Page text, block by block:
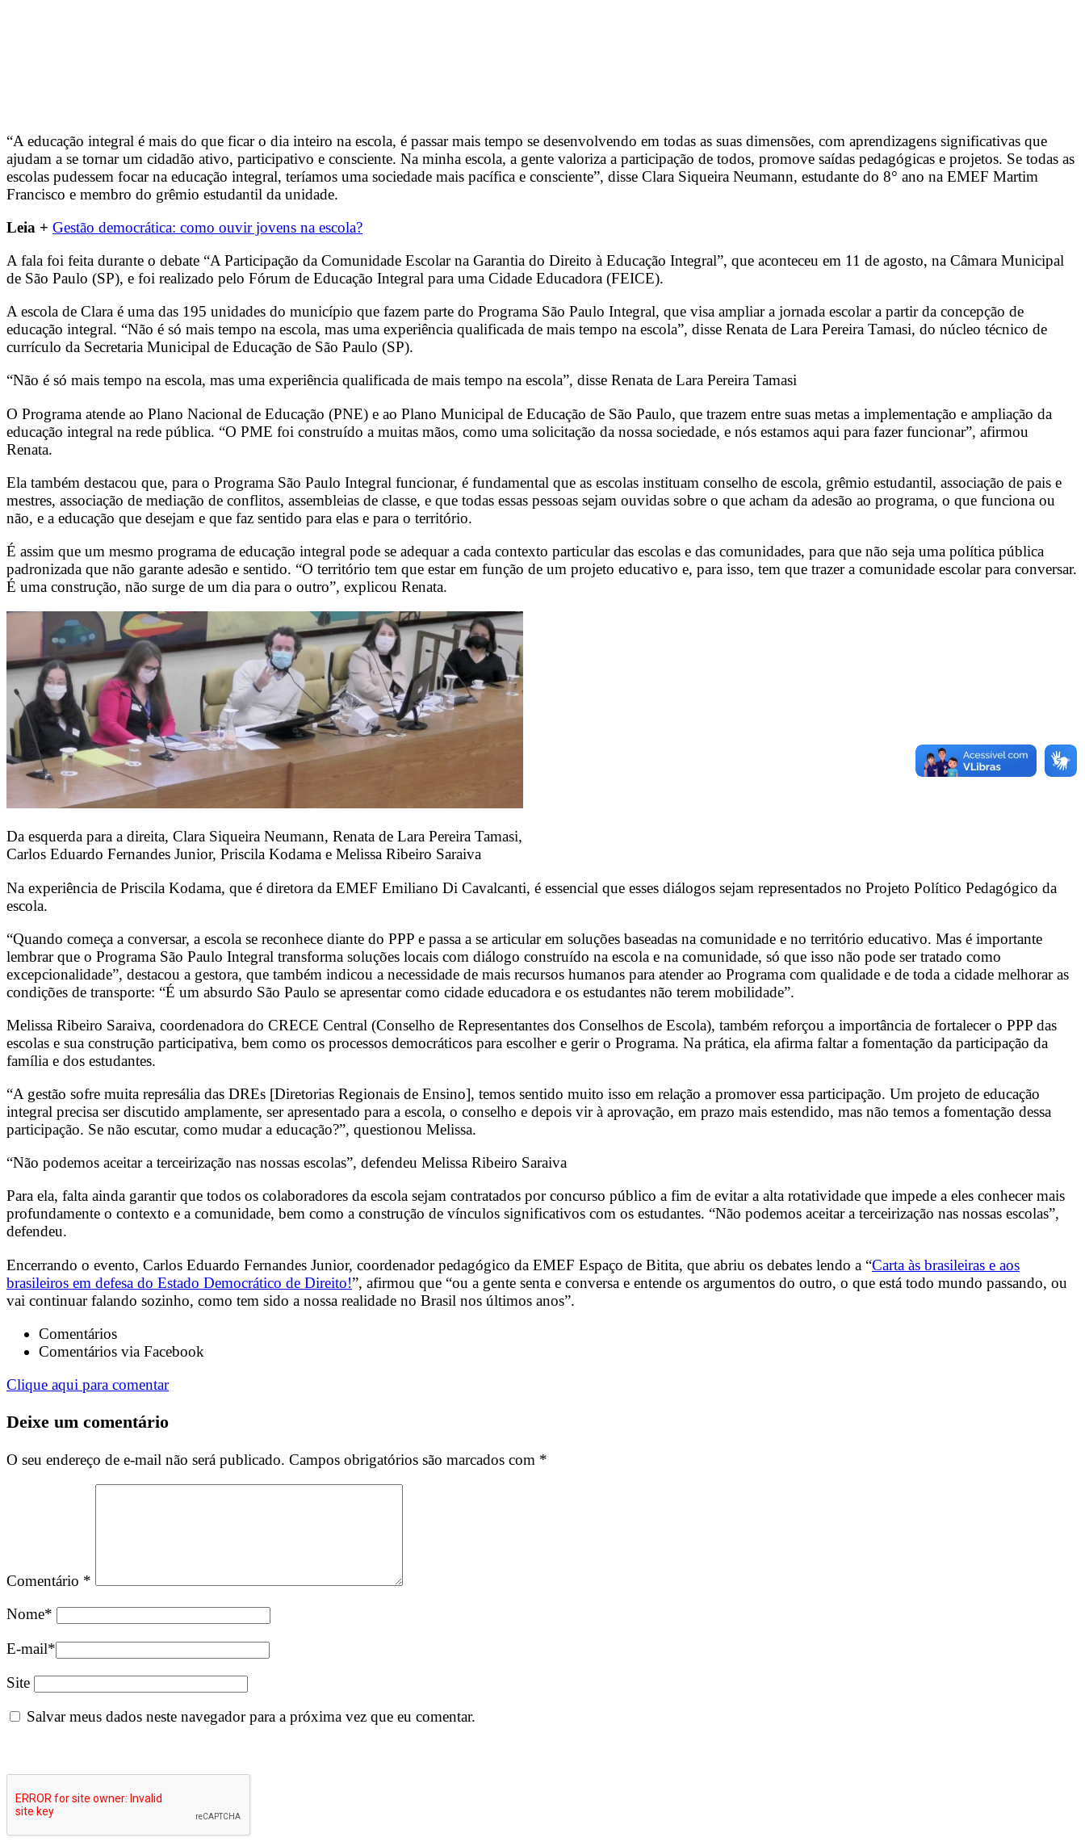
“A educação integral é mais do que ficar o dia inteiro na escola, é passar mais tempo se desenvolvendo em todas as suas dimensões, com aprendizagens significativas que
ajudam a se tornar um cidadão ativo, participativo e consciente. Na minha escola, a gente valoriza a participação de todos, promove saídas pedagógicas e projetos. Se todas as
escolas pudessem focar na educação integral, teríamos uma sociedade mais pacífica e consciente”, disse Clara Siqueira Neumann, estudante do 8° ano na EMEF Martim
Francisco e membro do grêmio estudantil da unidade.
Leia + Gestão democrática: como ouvir jovens na escola?
A fala foi feita durante o debate “A Participação da Comunidade Escolar na Garantia do Direito à Educação Integral”, que aconteceu em 11 de agosto, na Câmara Municipal
de São Paulo (SP), e foi realizado pelo Fórum de Educação Integral para uma Cidade Educadora (FEICE).
A escola de Clara é uma das 195 unidades do município que fazem parte do Programa São Paulo Integral, que visa ampliar a jornada escolar a partir da concepção de
educação integral. “Não é só mais tempo na escola, mas uma experiência qualificada de mais tempo na escola”, disse Renata de Lara Pereira Tamasi, do núcleo técnico de
currículo da Secretaria Municipal de Educação de São Paulo (SP).
“Não é só mais tempo na escola, mas uma experiência qualificada de mais tempo na escola”, disse Renata de Lara Pereira Tamasi
O Programa atende ao Plano Nacional de Educação (PNE) e ao Plano Municipal de Educação de São Paulo, que trazem entre suas metas a implementação e ampliação da
educação integral na rede pública. “O PME foi construído a muitas mãos, como uma solicitação da nossa sociedade, e nós estamos aqui para fazer funcionar”, afirmou
Renata.
Ela também destacou que, para o Programa São Paulo Integral funcionar, é fundamental que as escolas instituam conselho de escola, grêmio estudantil, associação de pais e
mestres, associação de mediação de conflitos, assembleias de classe, e que todas essas pessoas sejam ouvidas sobre o que acham da adesão ao programa, o que funciona ou
não, e a educação que desejam e que faz sentido para elas e para o território.
É assim que um mesmo programa de educação integral pode se adequar a cada contexto particular das escolas e das comunidades, para que não seja uma política pública
padronizada que não garante adesão e sentido. “O território tem que estar em função de um projeto educativo e, para isso, tem que trazer a comunidade escolar para conversar.
É uma construção, não surge de um dia para o outro”, explicou Renata.
Da esquerda para a direita, Clara Siqueira Neumann, Renata de Lara Pereira Tamasi,
Carlos Eduardo Fernandes Junior, Priscila Kodama e Melissa Ribeiro Saraiva
Na experiência de Priscila Kodama, que é diretora da EMEF Emiliano Di Cavalcanti, é essencial que esses diálogos sejam representados no Projeto Político Pedagógico da
escola.
“Quando começa a conversar, a escola se reconhece diante do PPP e passa a se articular em soluções baseadas na comunidade e no território educativo. Mas é importante
lembrar que o Programa São Paulo Integral transforma soluções locais com diálogo construído na escola e na comunidade, só que isso não pode ser tratado como
excepcionalidade”, destacou a gestora, que também indicou a necessidade de mais recursos humanos para atender ao Programa com qualidade e de toda a cidade melhorar as
condições de transporte: “É um absurdo São Paulo se apresentar como cidade educadora e os estudantes não terem mobilidade”.
Melissa Ribeiro Saraiva, coordenadora do CRECE Central (Conselho de Representantes dos Conselhos de Escola), também reforçou a importância de fortalecer o PPP das
escolas e sua construção participativa, bem como os processos democráticos para escolher e gerir o Programa. Na prática, ela afirma faltar a fomentação da participação da
família e dos estudantes.
“A gestão sofre muita represália das DREs [Diretorias Regionais de Ensino], temos sentido muito isso em relação a promover essa participação. Um projeto de educação
integral precisa ser discutido amplamente, ser apresentado para a escola, o conselho e depois vir à aprovação, em prazo mais estendido, mas não temos a fomentação dessa
participação. Se não escutar, como mudar a educação?”, questionou Melissa.
“Não podemos aceitar a terceirização nas nossas escolas”, defendeu Melissa Ribeiro Saraiva
Para ela, falta ainda garantir que todos os colaboradores da escola sejam contratados por concurso público a fim de evitar a alta rotatividade que impede a eles conhecer mais
profundamente o contexto e a comunidade, bem como a construção de vínculos significativos com os estudantes. “Não podemos aceitar a terceirização nas nossas escolas”,
defendeu.
Encerrando o evento, Carlos Eduardo Fernandes Junior, coordenador pedagógico da EMEF Espaço de Bitita, que abriu os debates lendo a “Carta às brasileiras e aos
brasileiros em defesa do Estado Democrático de Direito!”, afirmou que “ou a gente senta e conversa e entende os argumentos do outro, o que está todo mundo passando, ou
vai continuar falando sozinho, como tem sido a nossa realidade no Brasil nos últimos anos”.
Comentários
Comentários via Facebook
Clique aqui para comentar
Deixe um comentário
O seu endereço de e-mail não será publicado. Campos obrigatórios são marcados com *
Comentário *
Nome*
E-mail*
Site
Salvar meus dados neste navegador para a próxima vez que eu comentar.